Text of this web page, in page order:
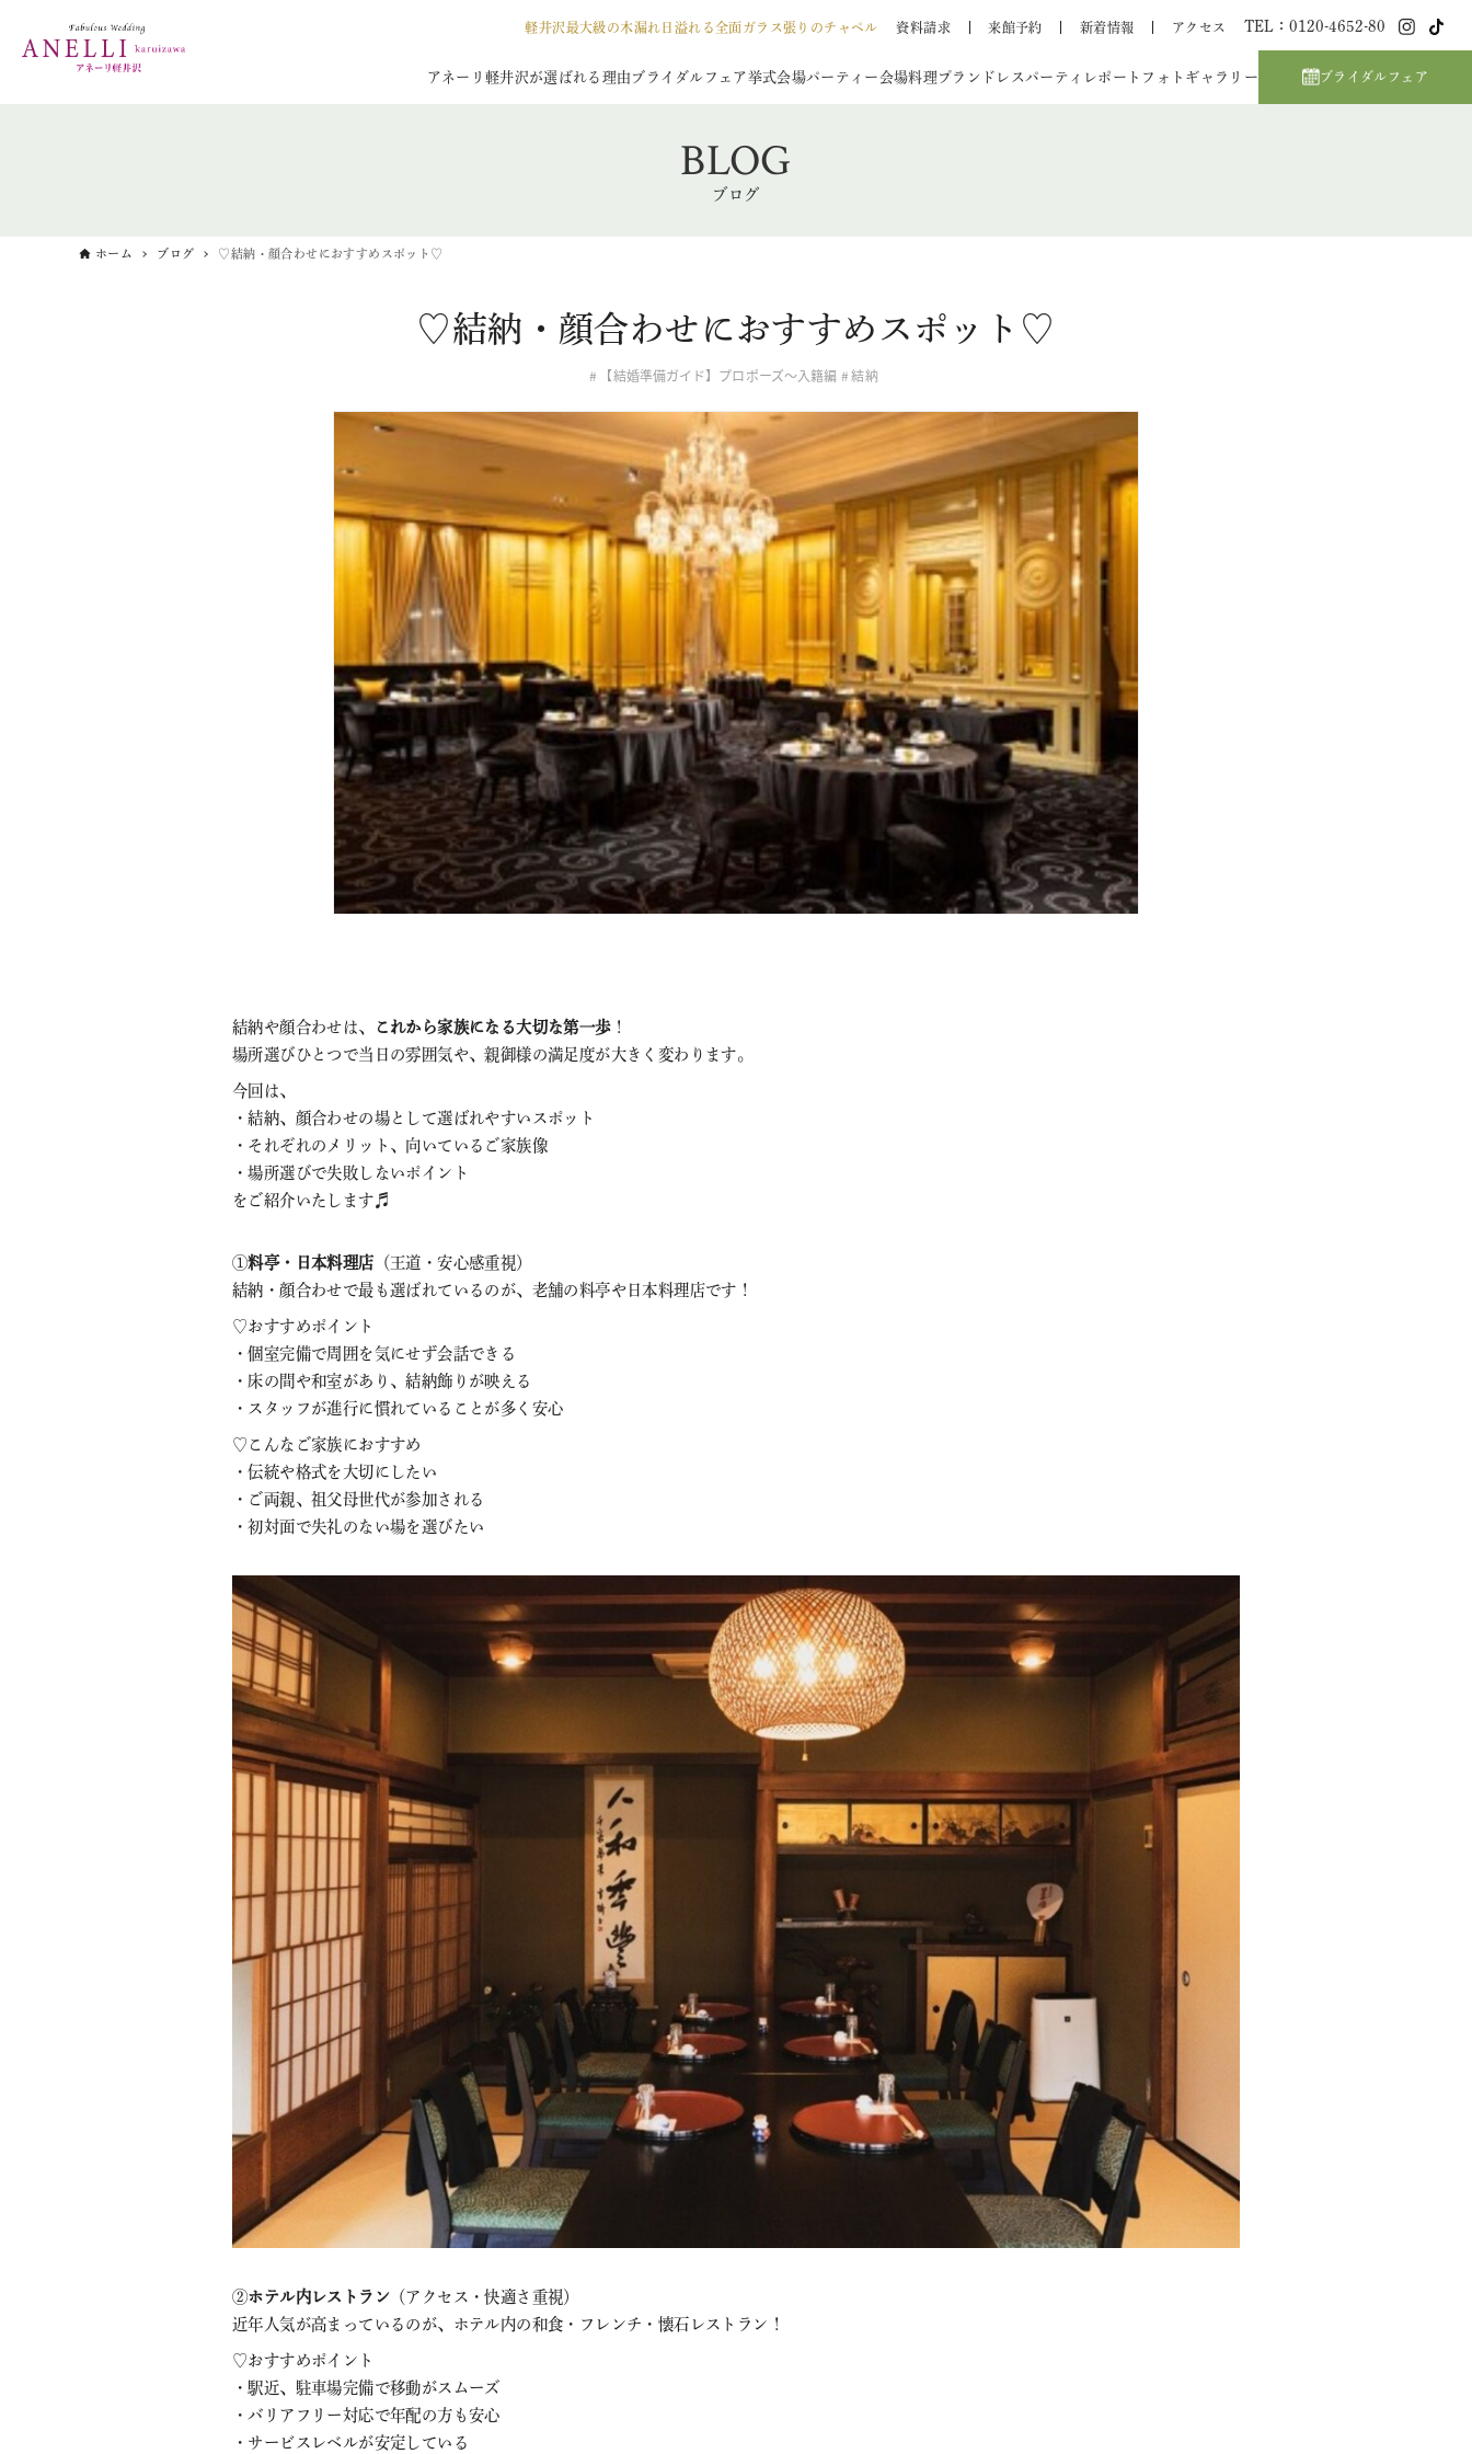
軽井沢最大級の木漏れ日溢れる全面ガラス張りのチャペル 資料請求 来館予約 新着情報 アクセス TEL：0120-4652-80
アネーリ軽井沢が選ばれる理由 ブライダルフェア挙式会場パーティー会場料理 プラン ドレスパーティレポート フォトギャラリー ブライダルフェア
BLOG
ブログ
ホーム ブログ ♡結納・顔合わせにおすすめスポット♡
♡結納・顔合わせにおすすめスポット♡
【結婚準備ガイド】プロポーズ〜入籍編 結納
結納や顔合わせは、 これから家族になる大切な第一歩！
場所選びひとつで当日の雰囲気や、親御様の満足度が大きく変わります。
今回は、
・結納、顔合わせの場として選ばれやすいスポット
・それぞれのメリット、向いているご家族像
・場所選びで失敗しないポイント
をご紹介いたします♬
①料亭・日本料理店 （王道・安心感重視）
結納・顔合わせで最も選ばれているのが、老舗の料亭や日本料理店です！
♡おすすめポイント
・個室完備で周囲を気にせず会話できる
・床の間や和室があり、結納飾りが映える
・スタッフが進行に慣れていることが多く安心
♡こんなご家族におすすめ
・伝統や格式を大切にしたい
・ご両親、祖父母世代が参加される
・初対面で失礼のない場を選びたい
②ホテル内レストラン （アクセス・快適さ重視）
近年人気が高まっているのが、ホテル内の和食・フレンチ・懐石レストラン！
♡おすすめポイント
・駅近、駐車場完備で移動がスムーズ
・バリアフリー対応で年配の方も安心
・サービスレベルが安定している